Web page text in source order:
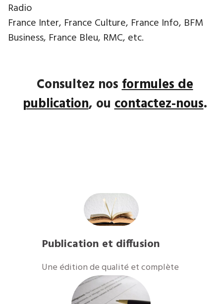
Radio
France Inter, France Culture, France Info, BFM
Business, France Bleu, RMC, etc.
Consultez nosformules de
publication, oucontactez-nous.
Publication et diffusion
​Une édition de qualité et complète